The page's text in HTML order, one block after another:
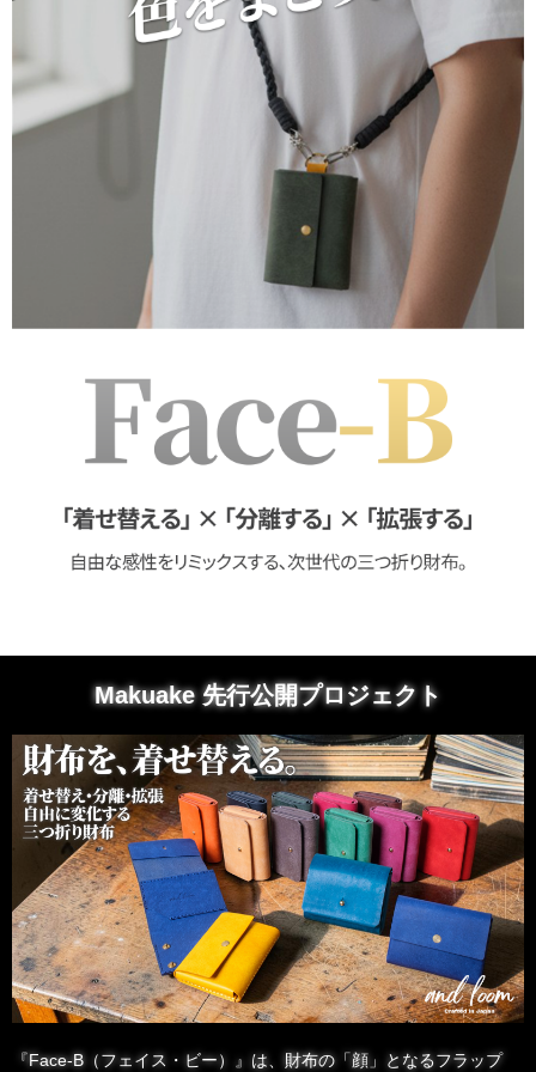
Makuake 先行公開プロジェクト
『Face-B（フェイス・ビー）』は、財布の「顔」となるフラップ